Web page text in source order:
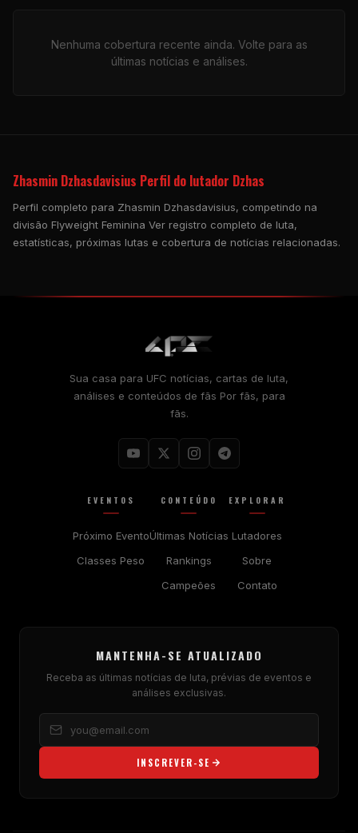
Nenhuma cobertura recente ainda. Volte para as
últimas notícias e análises.
Zhasmin Dzhasdavisius Perfil do lutador Dzhas
Perfil completo para Zhasmin Dzhasdavisius, competindo na
divisão Flyweight Feminina Ver registro completo de luta,
estatísticas, próximas lutas e cobertura de notícias relacionadas.
Sua casa para UFC notícias, cartas de luta,
análises e conteúdos de fãs Por fãs, para
fãs.
EVENTOS
Próximo Evento
Classes Peso
CONTEÚDO
Últimas Notícias
Rankings
Campeões
EXPLORAR
Lutadores
Sobre
Contato
MANTENHA-SE ATUALIZADO
Receba as últimas notícias de luta, prévias de eventos e
análises exclusivas.
INSCREVER-SE